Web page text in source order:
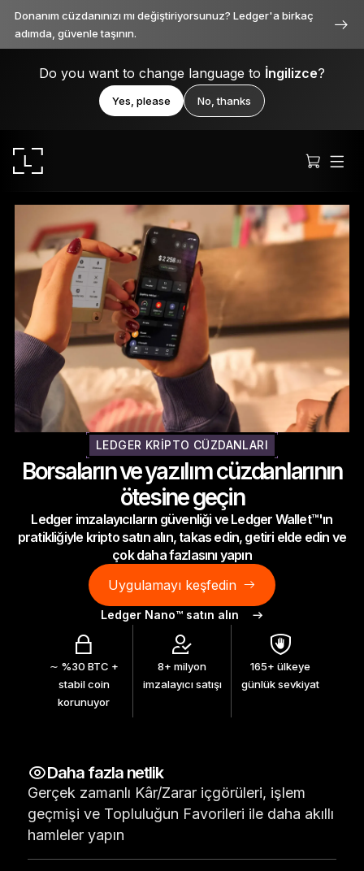
Donanım cüzdanınızı mı değiştiriyorsunuz? Ledger'a birkaç
adımda, güvenle taşının.
Do you want to change language to İngilizce?
Yes, please No, thanks
Ledger Stax
Her açıdan birinci sınıf
Ledger Flex
Yeni standart
Ledger NanoGen5
Sizin kadar benzersiz
YENI RENKLER
Ledger NanoKlasikler
Güvenilir yedekleme koruması
Tüm ürünlere göz atın
Donanım Cüzdanlar
Paketler
Kurtarma Çözümleri
Sınırlı sayıda
Tüm ürünleri gör
LEDGER KRIPTO CÜZDANLARI
Borsaların ve yazılım cüzdanlarının
ötesine geçin
Ledger imzalayıcıların güvenliği ve Ledger Wallet™'ın
pratikliğiyle kripto satın alın, takas edin, getiri elde edin ve
çok daha fazlasını yapın
Uygulamayı keşfedin
Ledger Nano™ satın alın
∼ %30 BTC +
stabil coin
korunuyor
8+ milyon
imzalayıcı satışı
165+ ülkeye
günlük sevkiyat
Daha fazla netlik
Gerçek zamanlı Kâr/Zarar içgörüleri, işlem
geçmişi ve Topluluğun Favorileri ile daha akıllı
hamleler yapın